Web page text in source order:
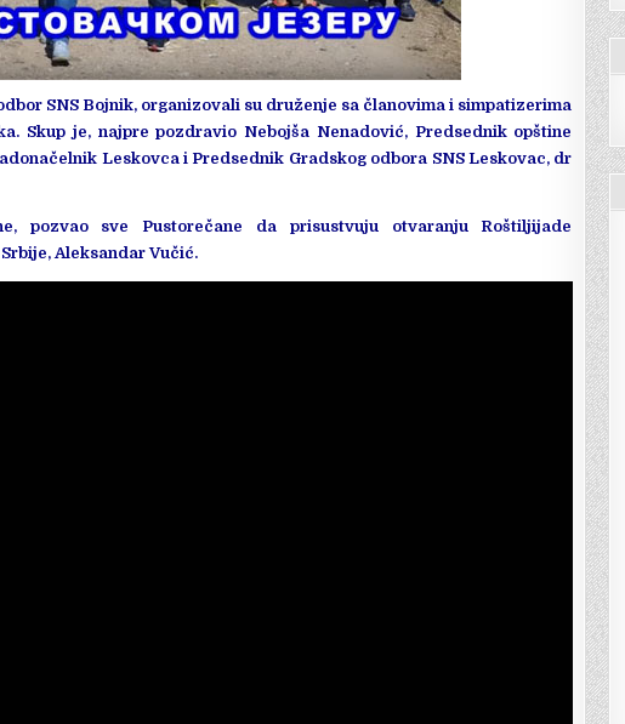
SNS Bojnik, organizovali su druženje sa članovima i simpatizerima
Skup je, najpre pozdravio Nebojša Nenadović, Predsednik opštine
Leskovca i Predsednik Gradskog odbora SNS Leskovac, dr
pozvao sve Pustorečane da prisustvuju otvaranju Roštiljijade
Aleksandar Vučić.